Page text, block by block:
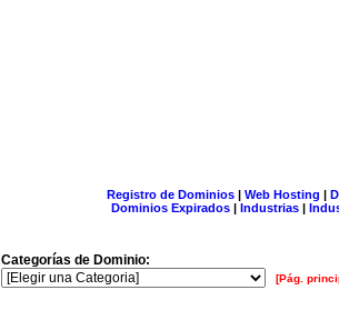
Registro de Dominios| Web Hosting |
Dominios Expirados | Industrias |
Categorías de Dominio:
[Pág.